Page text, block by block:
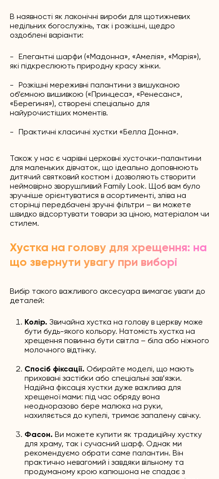
В наявності як лаконічні вироби для щотижневих
недільних богослужінь, так і розкішні, щедро
оздоблені варіанти:
Елегантні шарфи («Мадонна», «Амелія», «Марія»),
які підкреслюють природну красу жінки.
Розкішні мереживні палантини з вишуканою
об’ємною вишивкою («Принцеса», «Ренесанс»,
«Берегиня»), створені спеціально для
найурочистіших моментів.
Практичні класичні хустки «Белла Донна».
Також у нас є чарівні церковні хусточки-палантини
для маленьких дівчаток, що ідеально доповнюють
дитячий святковий костюм і дозволяють створити
неймовірно зворушливий Family Look. Щоб вам було
зручніше орієнтуватися в асортименті, зліва на
сторінці передбачені зручні фільтри – ви можете
швидко відсортувати товари за ціною, матеріалом чи
стилем.
Хустка на голову для хрещення: на
що звернути увагу при виборі
Вибір такого важливого аксесуара вимагає уваги до
деталей:
Колір. Звичайна хустка на голову в церкву може
бути будь-якого кольору. Натомість хустка на
хрещення повинна бути світла – біла або ніжного
молочного відтінку.
Спосіб фіксації. Обирайте моделі, що мають
приховані застібки або спеціальні зав’язки.
Надійна фіксація хустки дуже важлива для
хрещеної мами: під час обряду вона
неодноразово бере малюка на руки,
нахиляється до купелі, тримає запалену свічку.
Фасон. Ви можете купити як традиційну хустку
для храму, так і сучасний шарф. Однак ми
рекомендуємо обрати саме палантин. Він
практично невагомий і завдяки вільному та
продуманому крою капюшона не спадає з